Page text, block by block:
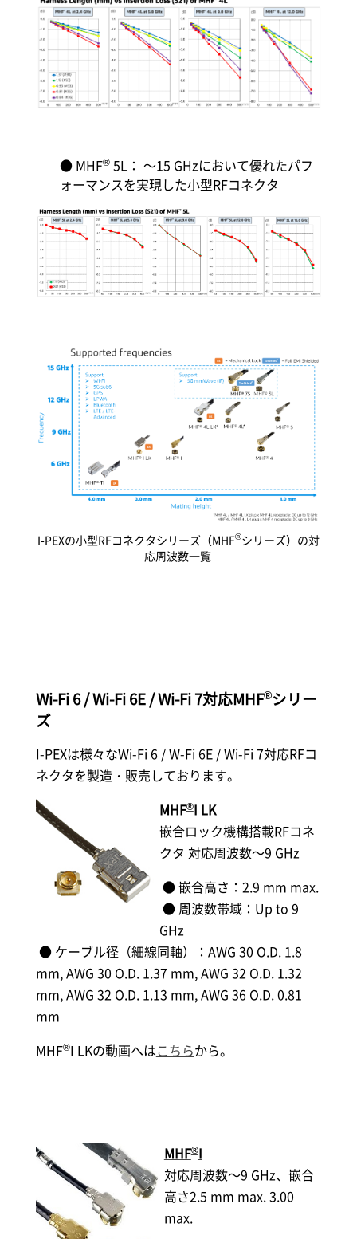
● MHF®5L： ～15 GHzにおいて優れたパフ
ォーマンスを実現した小型RFコネクタ
I-PEXの小型RFコネクタシリーズ（MHF®シリーズ）の対
応周波数一覧
Wi-Fi 6 / Wi-Fi 6E / Wi-Fi 7対応MHF®シリー
ズ
I-PEXは様々なWi-Fi 6 / W-Fi 6E / Wi-Fi 7対応RFコ
ネクタを製造・販売しております。
MHF®I LK
嵌合ロック機構搭載RFコネ
クタ 対応周波数～9 GHz
● 嵌合高さ：2.9 mm max.
● 周波数帯域：Up to 9
GHz
● ケーブル径（細線同軸）：AWG 30 O.D. 1.8
mm, AWG 30 O.D. 1.37 mm, AWG 32 O.D. 1.32
mm, AWG 32 O.D. 1.13 mm, AWG 36 O.D. 0.81
mm
MHF®I LKの動画へはこちらから。
MHF®I
​​​対応周波数～9 GHz、嵌合
高さ2.5 mm max. 3.00
max.